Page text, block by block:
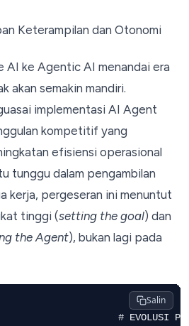
Keterampilan dan Otonomi
AI ke Agentic AI menandai era
akan semakin mandiri.
implementasi AI Agent
kompetitif yang
efisiensi operasional
tunggu dalam pengambilan
kerja, pergeseran ini menuntut
tinggi (setting the goal) dan
the Agent), bukan lagi pada
Salin